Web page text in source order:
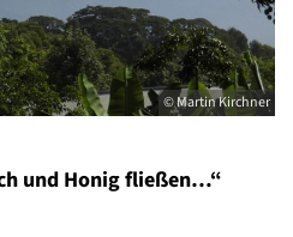
© Martin Kirchner
und Honig fließen…“